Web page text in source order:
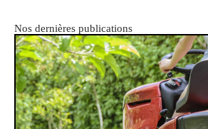
Nos dernières publications